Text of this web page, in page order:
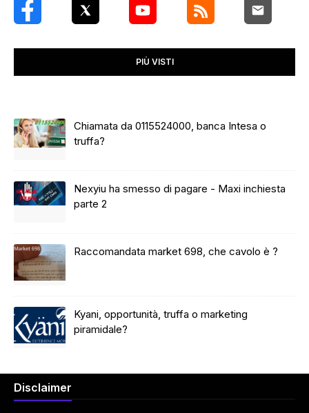
PIÙ VISTI
Chiamata da 0115524000, banca Intesa o
truffa?
Nexyiu ha smesso di pagare - Maxi inchiesta
parte 2
Raccomandata market 698, che cavolo è ?
Kyani, opportunità, truffa o marketing
piramidale?
Disclaimer